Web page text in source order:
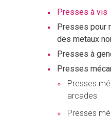
Presses à vis
Presses pour
des metaux
Presses à
Presses
Presses
arcades
Presses